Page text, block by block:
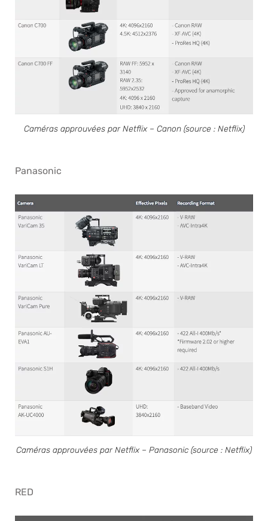
Caméras approuvées par Netflix – Canon (source : Netflix)
Panasonic
Caméras approuvées par Netflix – Panasonic (source : Netflix)
RED